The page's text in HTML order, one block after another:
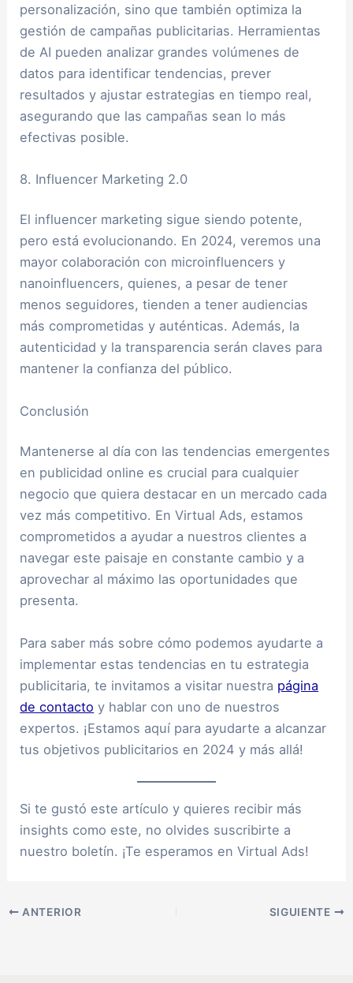
personalización, sino que también optimiza la
gestión de campañas publicitarias. Herramientas
de AI pueden analizar grandes volúmenes de
datos para identificar tendencias, prever
resultados y ajustar estrategias en tiempo real,
asegurando que las campañas sean lo más
efectivas posible.
8. Influencer Marketing 2.0
El influencer marketing sigue siendo potente,
pero está evolucionando. En 2024, veremos una
mayor colaboración con microinfluencers y
nanoinfluencers, quienes, a pesar de tener
menos seguidores, tienden a tener audiencias
más comprometidas y auténticas. Además, la
autenticidad y la transparencia serán claves para
mantener la confianza del público.
Conclusión
Mantenerse al día con las tendencias emergentes
en publicidad online es crucial para cualquier
negocio que quiera destacar en un mercado cada
vez más competitivo. En Virtual Ads, estamos
comprometidos a ayudar a nuestros clientes a
navegar este paisaje en constante cambio y a
aprovechar al máximo las oportunidades que
presenta.
Para saber más sobre cómo podemos ayudarte a
implementar estas tendencias en tu estrategia
publicitaria, te invitamos a visitar nuestra página
de contacto y hablar con uno de nuestros
expertos. ¡Estamos aquí para ayudarte a alcanzar
tus objetivos publicitarios en 2024 y más allá!
Si te gustó este artículo y quieres recibir más
insights como este, no olvides suscribirte a
nuestro boletín. ¡Te esperamos en Virtual Ads!
ANTERIOR SIGUIENTE